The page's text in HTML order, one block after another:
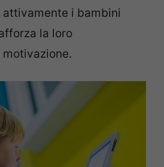
i bambini
la loro